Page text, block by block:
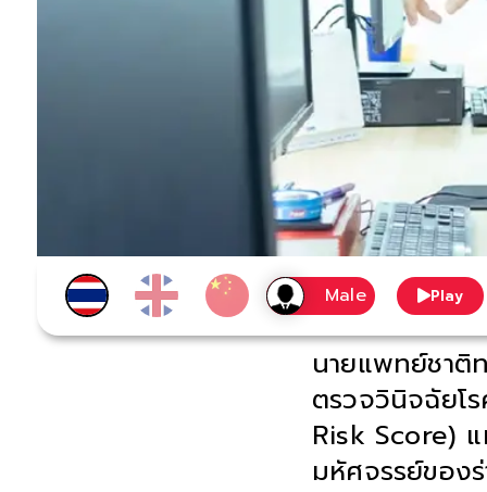
Play
นายแพทย์ชาติ
ตรวจวินิจฉัยโ
Risk Score)
มหัศจรรย์ของ